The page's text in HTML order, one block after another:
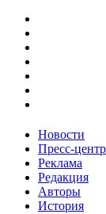
Новости
Пресс-центр
Реклама
Редакция
Авторы
История